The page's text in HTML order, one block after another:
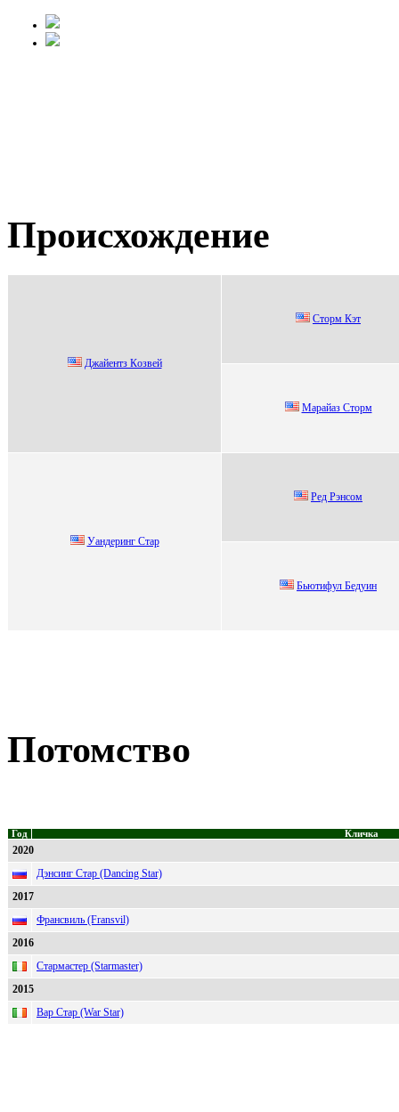
Происхождение
Джaйeнтз Кoзвeй
Стoрм Кэт
Маpайаз Стopм
Уaндeринг Cтaр
Pед Pэнcoм
Бьютифул Бедуин
Потомство
Год Кличка
2020
Дэнсинг Стар (Dancing Star)
2017
Франсвиль (Fransvil)
2016
Стармастер (Starmaster)
2015
Вар Стар (War Star)